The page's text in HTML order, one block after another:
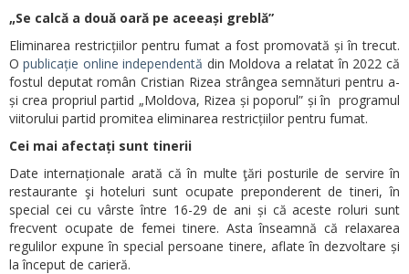
„Se calcă a două oară pe aceeași greblă”
Eliminarea restricțiilor pentru fumat a fost promovată și în trecut.
Opublicație online independentă din Moldova a relatat în 2022 că
fostul deputat român Cristian Rizea strângea semnături pentru a-
și crea propriul partid „Moldova, Rizea și poporul” și în programul
viitorului partid promitea eliminarea restricțiilor pentru fumat.
Cei mai afectați sunt tinerii
Date internaționale arată că în multe ţări posturile de servire în
restaurante şi hoteluri sunt ocupate preponderent de tineri, în
special cei cu vârste între 16-29 de ani și că aceste roluri sunt
frecvent ocupate de femei tinere. Asta înseamnă că relaxarea
regulilor expune în special persoane tinere, aflate în dezvoltare și
la început de carieră.